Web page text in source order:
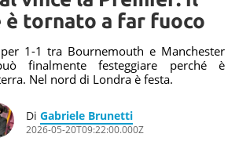
Spagna
México
Argentina
è tornato a far fuoco
1-1 tra Bournemouth e Manchester
finalmente festeggiare perché è
Nel nord di Londra è festa.
Di Gabriele Brunetti
2026-05-20T09:22:00.000Z